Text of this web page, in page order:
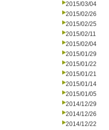
2015/03/04
2015/02/26
2015/02/25
2015/02/11
2015/02/04
2015/01/29
2015/01/22
2015/01/21
2015/01/14
2015/01/05
2014/12/29
2014/12/26
2014/12/22